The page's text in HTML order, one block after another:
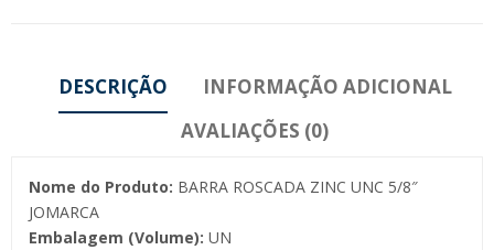
DESCRIÇÃO
INFORMAÇÃO ADICIONAL
AVALIAÇÕES (0)
Nome do Produto: BARRA ROSCADA ZINC UNC 5/8″
JOMARCA
Embalagem (Volume): UN